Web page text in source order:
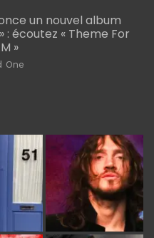
un nouvel album
: écoutez « Theme For
»
One